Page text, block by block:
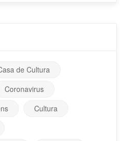
de Cultura
Coronavirus
Cultura